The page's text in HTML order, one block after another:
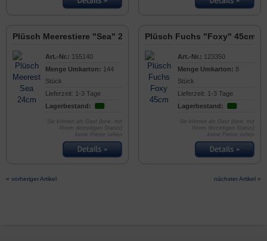
Plüsch Meerestiere "Sea" 24cm
Art.-Nr.: 155140
Menge Umkarton: 144
Stück
Lieferzeit: 1-3 Tage
Lagerbestand:
Sie können als Gast (bzw. mit
Ihrem derzeitigen Status)
keine Preise sehen
Plüsch Fuchs "Foxy" 45cm
Art.-Nr.: 123350
Menge Umkarton: 8
Stück
Lieferzeit: 1-3 Tage
Lagerbestand:
Sie können als Gast (bzw. mit
Ihrem derzeitigen Status)
keine Preise sehen
« vorheriger Artikel nächster Artikel »